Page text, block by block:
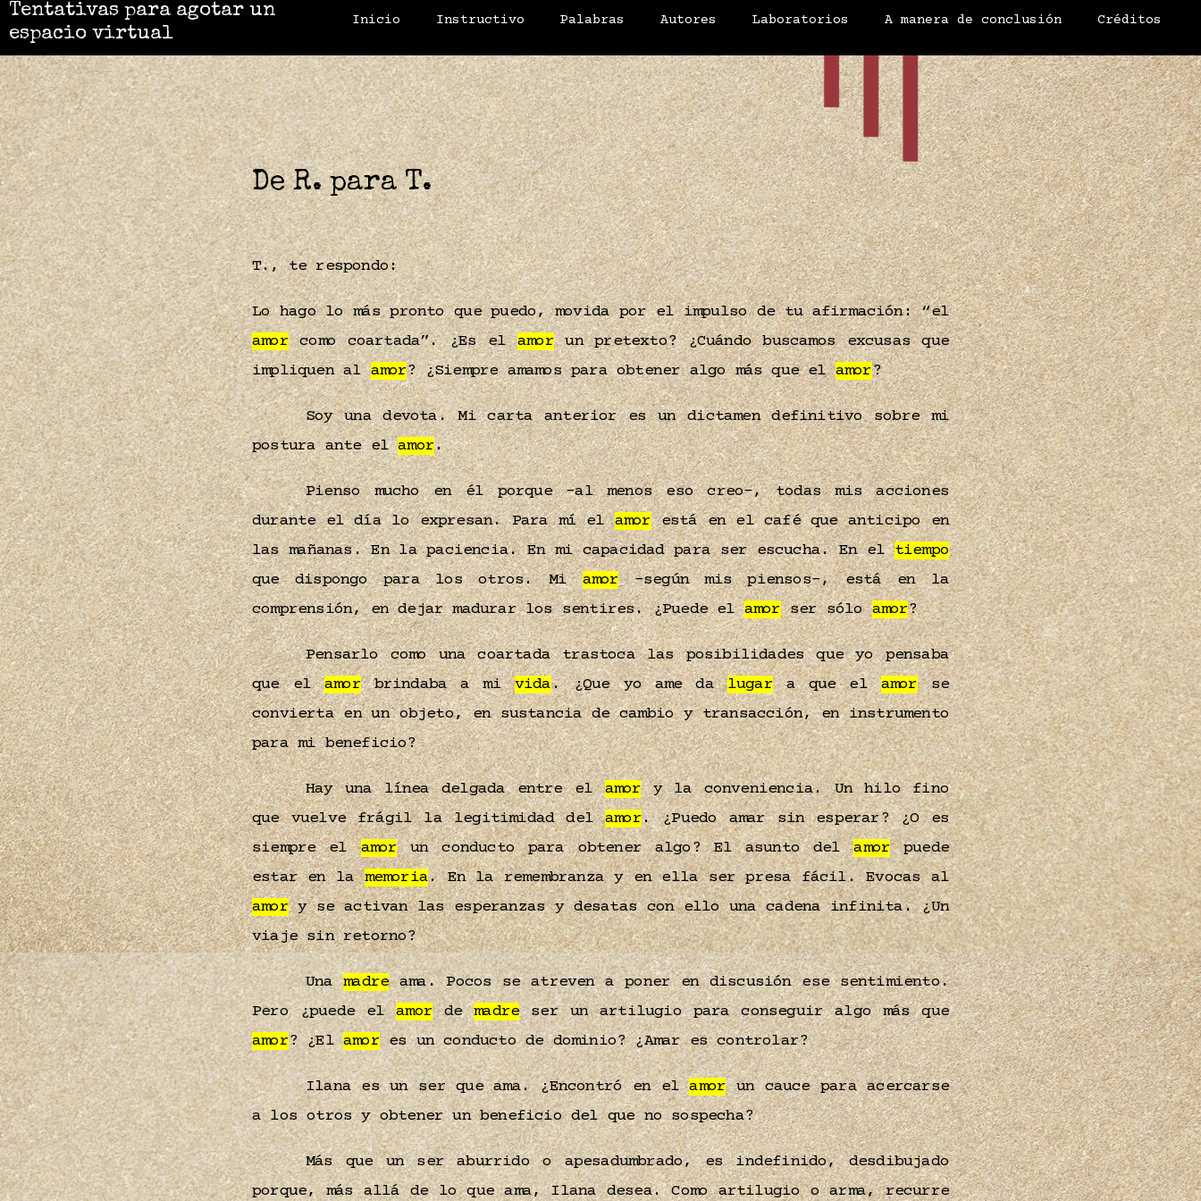
Tentativas para agotar un
espacio virtual
Inicio Instructivo Palabras Autores Laboratorios A manera de conclusión Créditos
De R. para T.
T., te respondo:
Lo hago lo más pronto que puedo, movida por el impulso de tu afirmación: “el
amorcomo coartada”. ¿Es elamorun pretexto? ¿Cuándo buscamos excusas que
impliquen alamor? ¿Siempre amamos para obtener algo más que elamor?
Soy una devota. Mi carta anterior es un dictamen definitivo sobre mi
postura ante elamor.
Pienso mucho en él porque –al menos eso creo–, todas mis acciones
durante el día lo expresan. Para mí elamorestá en el café que anticipo en
las mañanas. En la paciencia. En mi capacidad para ser escucha. En eltiempo
que dispongo para los otros. Miamor–según mis piensos–, está en la
comprensión, en dejar madurar los sentires. ¿Puede elamorser sóloamor?
Pensarlo como una coartada trastoca las posibilidades que yo pensaba
que elamorbrindaba a mivida. ¿Que yo ame dalugara que elamorse
convierta en un objeto, en sustancia de cambio y transacción, en instrumento
para mi beneficio?
Hay una línea delgada entre elamory la conveniencia. Un hilo fino
que vuelve frágil la legitimidad delamor. ¿Puedo amar sin esperar? ¿O es
siempre elamorun conducto para obtener algo? El asunto delamorpuede
estar en lamemoria. En la remembranza y en ella ser presa fácil. Evocas al
amory se activan las esperanzas y desatas con ello una cadena infinita. ¿Un
viaje sin retorno?
Unamadreama. Pocos se atreven a poner en discusión ese sentimiento.
Pero ¿puede elamordemadreser un artilugio para conseguir algo más que
amor? ¿Elamores un conducto de dominio? ¿Amar es controlar?
Ilana es un ser que ama. ¿Encontró en elamorun cauce para acercarse
a los otros y obtener un beneficio del que no sospecha?
Más que un ser aburrido o apesadumbrado, es indefinido, desdibujado
porque, más allá de lo que ama, Ilana desea. Como artilugio o arma, recurre